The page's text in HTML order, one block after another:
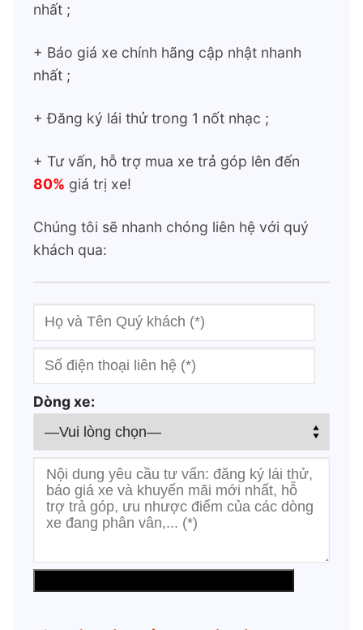
nhất ;
+ Báo giá xe chính hãng cập nhật nhanh
nhất ;
+ Đăng ký lái thử trong 1 nốt nhạc ;
+ Tư vấn, hỗ trợ mua xe trả góp lên đến
80% giá trị xe!
Chúng tôi sẽ nhanh chóng liên hệ với quý
khách qua:
Dòng xe: